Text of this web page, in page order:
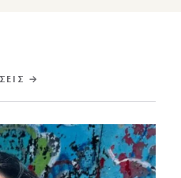
→